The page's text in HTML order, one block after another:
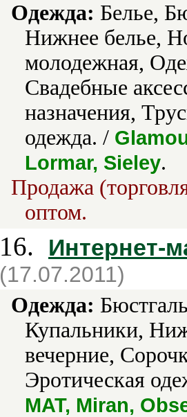
Одежда: Белье,
Нижнее белье,
молодежная,
Свадебные
назначения,
одежда. /
Lormar, Sieley.
Продажа
оптом.
16. Интернет-
(17.07.2011)
Одежда:
Купальники,
вечерние,
Эротическая
MAT, Miran,